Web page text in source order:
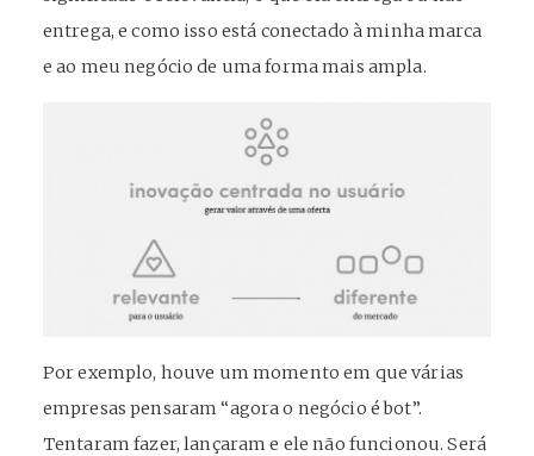
entrega, e como isso está conectado à minha marca
e ao meu negócio de uma forma mais ampla.
Por exemplo, houve um momento em que várias
empresas pensaram “agora o negócio é bot”.
Tentaram fazer, lançaram e ele não funcionou. Será